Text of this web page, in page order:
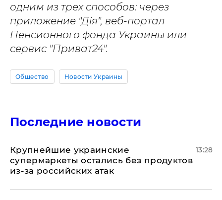
одним из трех способов: через
приложение "Дія", веб-портал
Пенсионного фонда Украины или
сервис "Приват24".
Общество Новости Украины
Последние новости
Крупнейшие украинские
супермаркеты остались без продуктов
из-за российских атак
13:28